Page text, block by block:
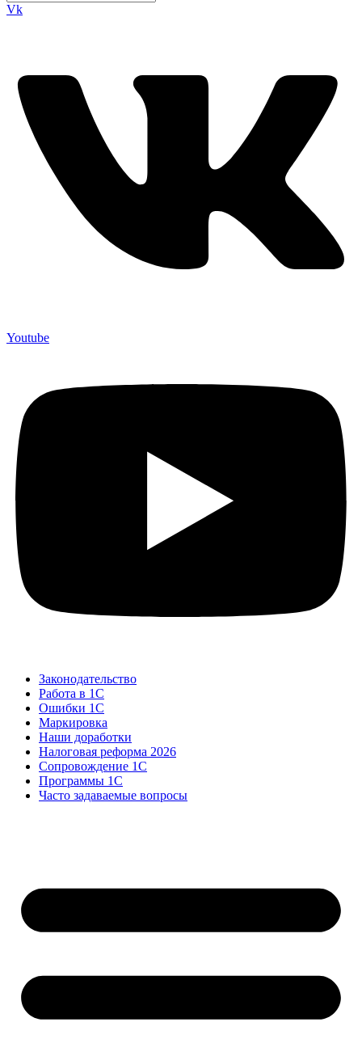
Vk
Youtube
Законодательство
Работа в 1С
Ошибки 1С
Маркировка
Наши доработки
Налоговая реформа 2026
Сопровождение 1С
Программы 1С
Часто задаваемые вопросы